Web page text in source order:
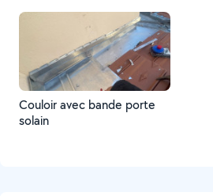
Couloir avec bande porte
solain